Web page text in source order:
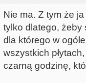
Nie ma. Z tym że
tylko dlatego, żeby
dla którego w
wszystkich
czarną godzinę,